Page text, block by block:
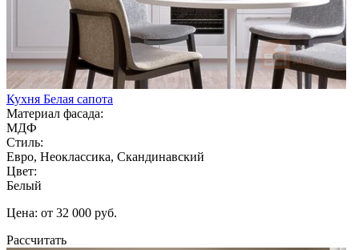
Кухня Белая сапота
Материал фасада:
МДФ
Стиль:
Евро, Неоклассика, Скандинавский
Цвет:
Белый
Цена: от 32 000 руб.
Рассчитать